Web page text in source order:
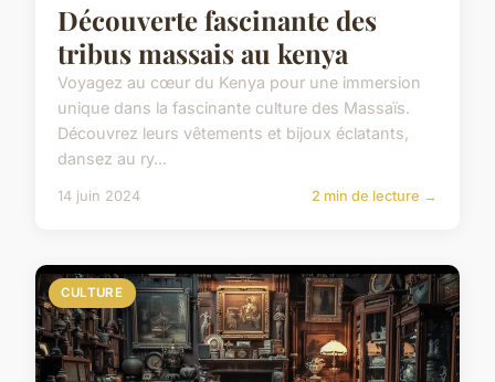
Découverte fascinante des
tribus massais au kenya
Voyagez au cœur du Kenya pour une immersion
unique dans la fascinante culture des Massaïs.
Découvrez leurs vêtements et bijoux éclatants,
dansez au ry...
14 juin 2024 2 min de lecture →
CULTURE